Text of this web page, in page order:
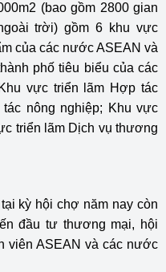
(bao gồm 2800 gian
trời) gồm 6 khu vực
của các nước ASEAN và
phố tiêu biểu của các
vực triển lãm Hợp tác
nông nghiệp; Khu vực
triển lãm Dịch vụ thương
kỳ hội chợ năm nay còn
đầu tư thương mại, hội
viên ASEAN và các nước